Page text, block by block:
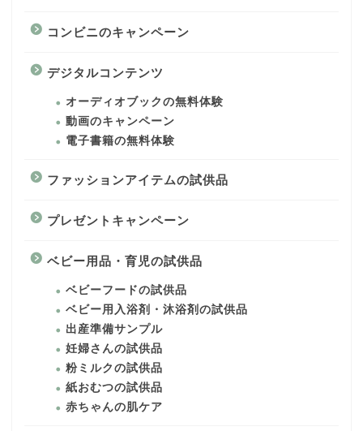
コンビニのキャンペーン
デジタルコンテンツ
オーディオブックの無料体験
動画のキャンペーン
電子書籍の無料体験
ファッションアイテムの試供品
プレゼントキャンペーン
ベビー用品・育児の試供品
ベビーフードの試供品
ベビー用入浴剤・沐浴剤の試供品
出産準備サンプル
妊婦さんの試供品
粉ミルクの試供品
紙おむつの試供品
赤ちゃんの肌ケア